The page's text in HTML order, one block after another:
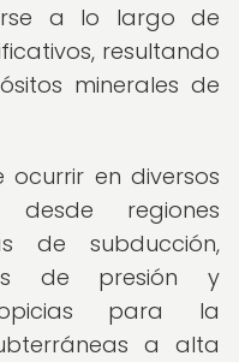
a lo largo de
resultando
minerales de
ocurrir en diversos
desde regiones
de subducción,
de presión y
para la
a alta